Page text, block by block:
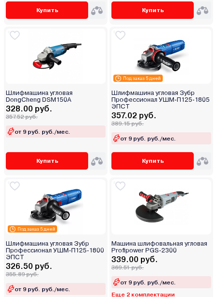
Купить Купить
Шлифмашина угловая
DongCheng DSM150A
328.00 руб.
357.52 руб.
от 9 руб. руб./мес.
Купить
Под заказ 5 дней
Шлифмашина угловая Зубр
Профессионал УШМ-П125-1805
ЭПСТ
357.02 руб.
389.15 руб.
от 9 руб. руб./мес.
Купить
Под заказ 5 дней
Шлифмашина угловая Зубр
Профессионал УШМ-П125-1800
ЭПСТ
326.50 руб.
355.89 руб.
от 9 руб. руб./мес.
Машина шлифовальная угловая
Profipower PGS-2300
339.00 руб.
369.51 руб.
от 9 руб. руб./мес.
Еще 2 комплектации